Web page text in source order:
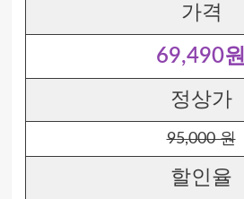
가격
69,490원
정상가
95,000 원
할인율